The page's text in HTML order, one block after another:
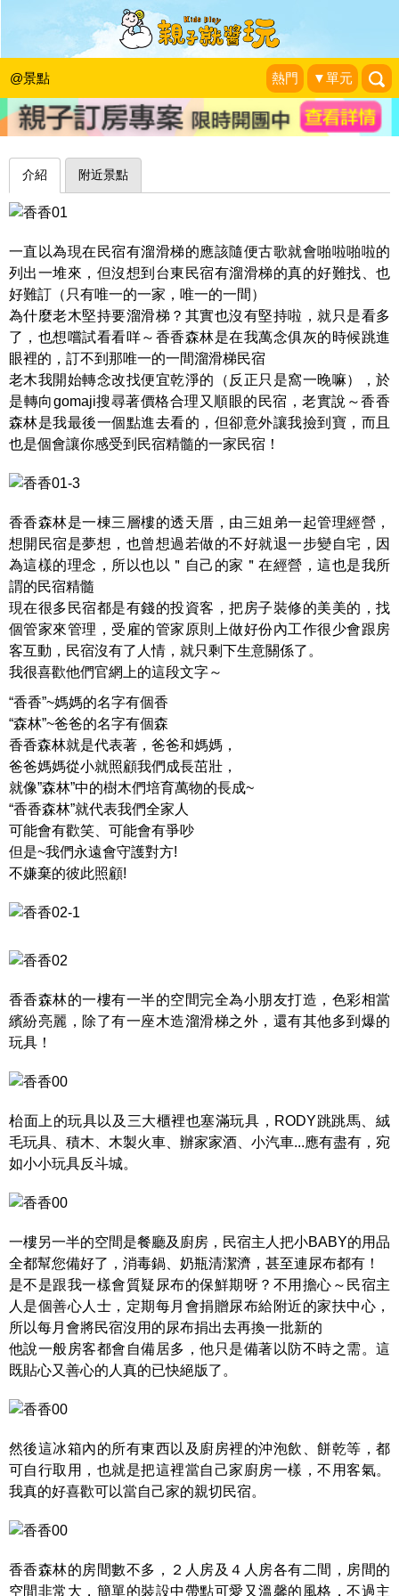
@景點 熱門 ▼單元
為小朋友打造的親子住宿空間～台東香
香森林民宿
睡天使醒惡魔成長日誌|2015-12-18
介紹 附近景點
一直以為現在民宿有溜滑梯的應該隨便古歌就會啪啦啪啦的
列出一堆來，但沒想到台東民宿有溜滑梯的真的好難找、也
好難訂（只有唯一的一家，唯一的一間）
為什麼老木堅持要溜滑梯？其實也沒有堅持啦，就只是看多
了，也想嚐試看看咩～香香森林是在我萬念俱灰的時候跳進
眼裡的，訂不到那唯一的一間溜滑梯民宿
老木我開始轉念改找便宜乾淨的（反正只是窩一晚嘛），於
是轉向gomaji搜尋著價格合理又順眼的民宿，老實說～香香
森林是我最後一個點進去看的，但卻意外讓我撿到寶，而且
也是個會讓你感受到民宿精髓的一家民宿！
香香森林是一棟三層樓的透天厝，由三姐弟一起管理經營，
想開民宿是夢想，也曾想過若做的不好就退一步變自宅，因
為這樣的理念，所以也以＂自己的家＂在經營，這也是我所
謂的民宿精髓
現在很多民宿都是有錢的投資客，把房子裝修的美美的，找
個管家來管理，受雇的管家原則上做好份內工作很少會跟房
客互動，民宿沒有了人情，就只剩下生意關係了。
我很喜歡他們官網上的這段文字～
“香香”~媽媽的名字有個香
“森林”~爸爸的名字有個森
香香森林就是代表著，爸爸和媽媽，
爸爸媽媽從小就照顧我們成長茁壯，
就像”森林”中的樹木們培育萬物的長成~
“香香森林”就代表我們全家人
可能會有歡笑、可能會有爭吵
但是~我們永遠會守護對方!
不嫌棄的彼此照顧!
香香森林的一樓有一半的空間完全為小朋友打造，色彩相當
繽紛亮麗，除了有一座木造溜滑梯之外，還有其他多到爆的
玩具！
枱面上的玩具以及三大櫃裡也塞滿玩具，RODY跳跳馬、絨
毛玩具、積木、木製火車、辦家家酒、小汽車...應有盡有，宛
如小小玩具反斗城。
一樓另一半的空間是餐廳及廚房，民宿主人把小BABY的用品
全都幫您備好了，消毒鍋、奶瓶清潔濟，甚至連尿布都有！
是不是跟我一樣會質疑尿布的保鮮期呀？不用擔心～民宿主
人是個善心人士，定期每月會捐贈尿布給附近的家扶中心，
所以每月會將民宿沒用的尿布捐出去再換一批新的
他說一般房客都會自備居多，他只是備著以防不時之需。這
既貼心又善心的人真的已快絕版了。
然後這冰箱內的所有東西以及廚房裡的沖泡飲、餅乾等，都
可自行取用，也就是把這裡當自己家廚房一樣，不用客氣。
我真的好喜歡可以當自己家的親切民宿。
香香森林的房間數不多，２人房及４人房各有二間，房間的
空間非常大，簡單的裝設中帶點可愛又溫馨的風格，不過主